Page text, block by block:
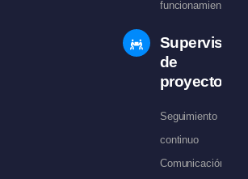
funcionamiento.
Supervisión
de
proyectos
Seguimiento
continuo
Comunicación